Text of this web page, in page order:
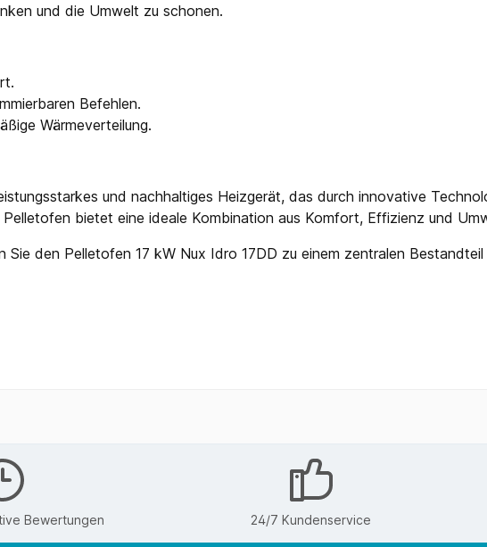
und die Umwelt zu schonen.
Befehlen.
Wärmeverteilung.
und nachhaltiges Heizgerät, das durch innovative
bietet eine ideale Kombination aus Komfort, Effizienz und
den Pelletofen 17 kW Nux Idro 17DD zu einem zentralen
Bewertungen 24/7 Kundenservice